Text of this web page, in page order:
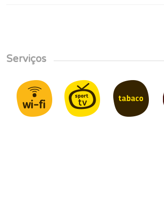
Serviços